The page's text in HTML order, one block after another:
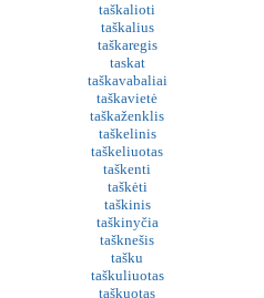
taškalioti
taškalius
taškaregis
taskat
taškavabaliai
taškavietė
taškaženklis
taškelinis
taškeliuotas
taškenti
taškėti
taškinis
taškinyčia
tašknešis
tašku
taškuliuotas
taškuotas